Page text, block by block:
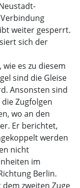
weiter gesperrt.
sich der
es zu diesem
sind die Gleise
Ansonsten sind
Zugfolgen
wo an den
Er berichtet,
werden
nicht
im
Berlin.
zweiten Zuge